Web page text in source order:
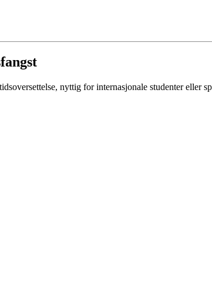
nyttig for internasjonale studenter eller